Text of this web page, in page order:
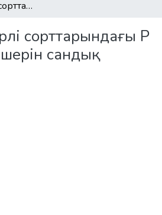
Шайдың әр түрлі сорттарындағы Р витамині мөлшерін сандық анықтау
сорттарындағы Р
сандық